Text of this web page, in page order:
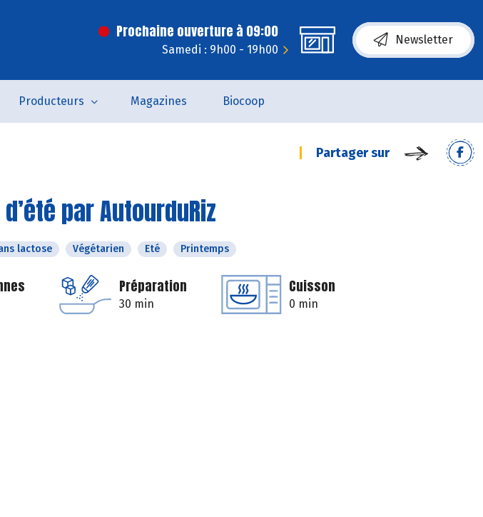
Prochaine ouverture à 09:00
Samedi : 9h00 - 19h00
Newsletter
Producteurs Magazines Biocoop
Partager sur
par AutourduRiz
lactose Végétarien Eté Printemps
Préparation
30 min
Cuisson
0 min